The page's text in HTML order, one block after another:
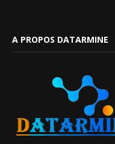
A PROPOS DATARMINE